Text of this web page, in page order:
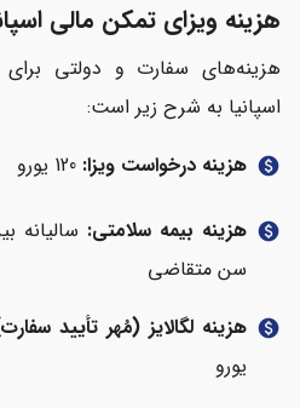
هزینه ویزای تمکن مالی
هزینه‌های سفارت و دولتی
اسپانیا به شرح زیر است:
paid هزینه درخواست ویزا:
paid هزینه بیمه سلامتی:
سن متقاضی
paid هزینه لگالایز (مُهر تأیید
یورو